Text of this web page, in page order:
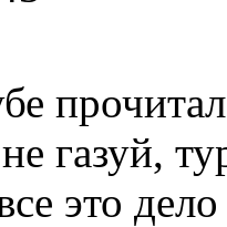
газуй,
это